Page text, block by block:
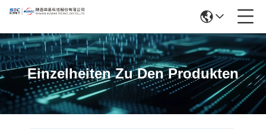
Einzelheiten Zu Den Produkten